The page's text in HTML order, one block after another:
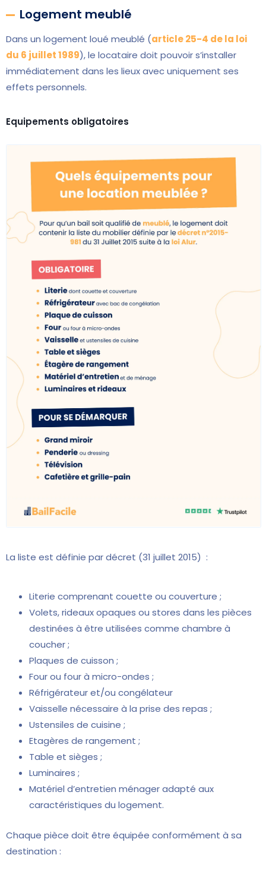
Logement meublé
Dans un logement loué meublé (article 25-4 de la loi
du 6 juillet 1989), le locataire doit pouvoir s’installer
immédiatement dans les lieux avec uniquement ses
effets personnels.
Equipements obligatoires
La liste est définie par décret (31 juillet 2015) :
Literie comprenant couette ou couverture ;
Volets, rideaux opaques ou stores dans les pièces
destinées à être utilisées comme chambre à
coucher ;
Plaques de cuisson ;
Four ou four à micro-ondes ;
Réfrigérateur et/ou congélateur
Vaisselle nécessaire à la prise des repas ;
Ustensiles de cuisine ;
Etagères de rangement ;
Table et sièges ;
Luminaires ;
Matériel d’entretien ménager adapté aux
caractéristiques du logement.
Chaque pièce doit être équipée conformément à sa
destination :